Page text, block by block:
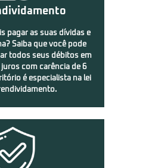
pagar as suas dívidas e
Saiba que você pode
todos seus débitos em
com carência de 6
é especialista na lei